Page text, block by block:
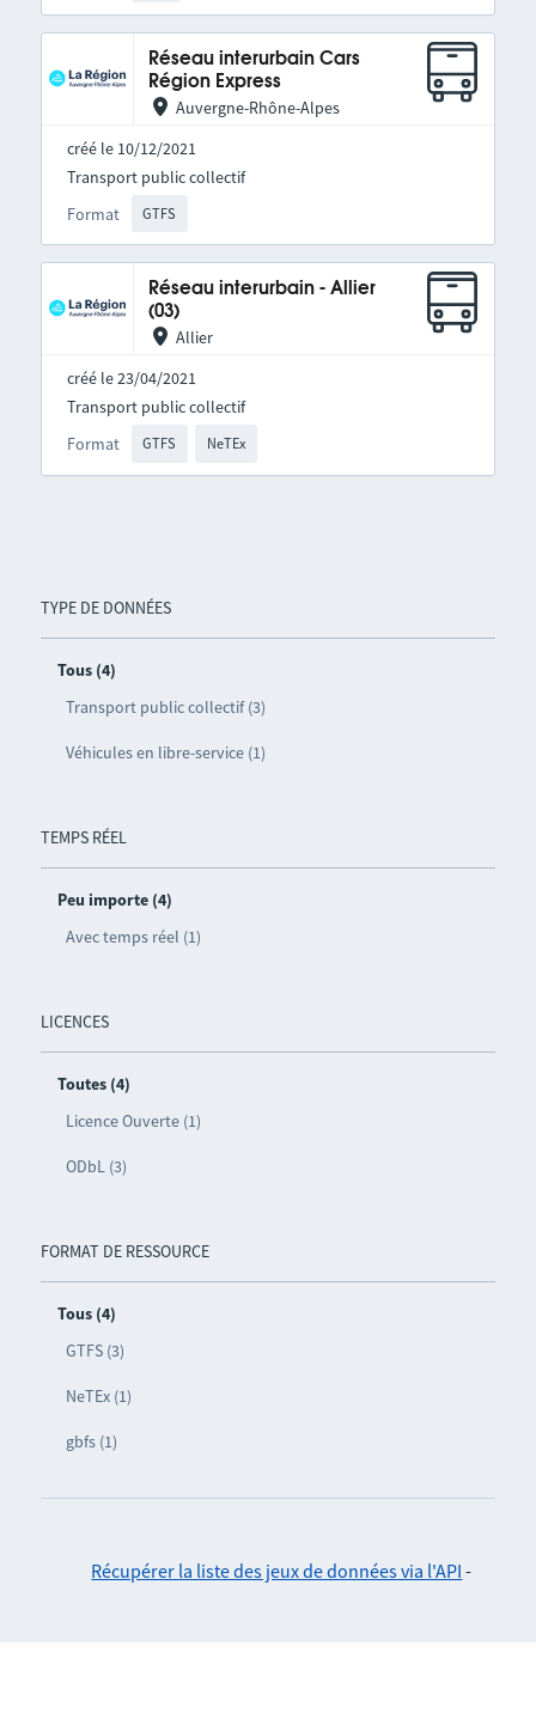
TYPE DE DONNÉES
Tous (4)
Transport public collectif (3)
Véhicules en libre-service (1)
TEMPS RÉEL
Peu importe (4)
Avec temps réel (1)
LICENCES
Toutes (4)
Licence Ouverte (1)
ODbL (3)
FORMAT DE RESSOURCE
Tous (4)
GTFS (3)
NeTEx (1)
gbfs (1)
Réseau interurbain Cars
Région Express
Auvergne-Rhône-Alpes
créé le 10/12/2021
Format GTFS
Transport public collectif
Réseau interurbain - Allier
(03)
Allier
créé le 23/04/2021
Format GTFS NeTEx
Transport public collectif
Récupérer la liste des jeux de données via l'API -